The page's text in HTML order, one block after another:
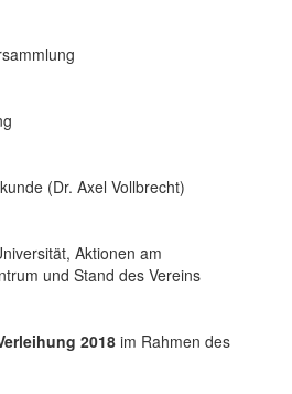
(Dr. Axel Vollbrecht)
Aktionen am
und Stand des Vereins
2018 im Rahmen des